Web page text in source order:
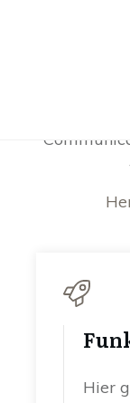
Hier